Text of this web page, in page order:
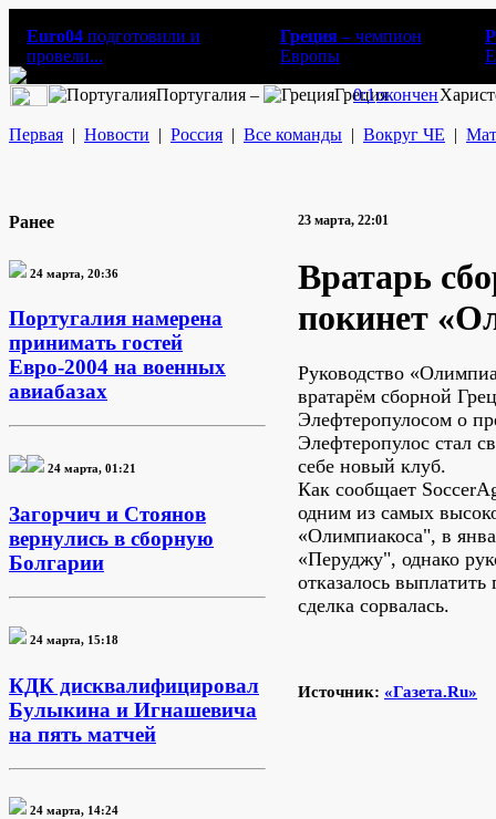
Euro04 подготовили и
провели...
Греция – чемпион
Европы
Португалия – Греция
0:1окончен
Первая | Новости | Россия | Все команды | Вокруг ЧЕ |
Ранее
24 марта, 20:36
Португалия намерена
принимать гостей
Евро-2004 на военных
авиабазах
24 марта, 01:21
Загорчич и Стоянов
вернулись в сборную
Болгарии
24 марта, 15:18
КДК дисквалифицировал
Булыкина и Игнашевича
на пять матчей
24 марта, 14:24
23 марта, 22:01
Вратарь
покинет
Руководство
вратарём сборной
Элефтеропулосом о
Элефтеропулос стал
себе новый клуб.
Как сообщает
одним из самых
«Олимпиакоса", в
«Перуджу", однако
отказалось
сделка сорвалась.
Источник: «Газета.Ru»